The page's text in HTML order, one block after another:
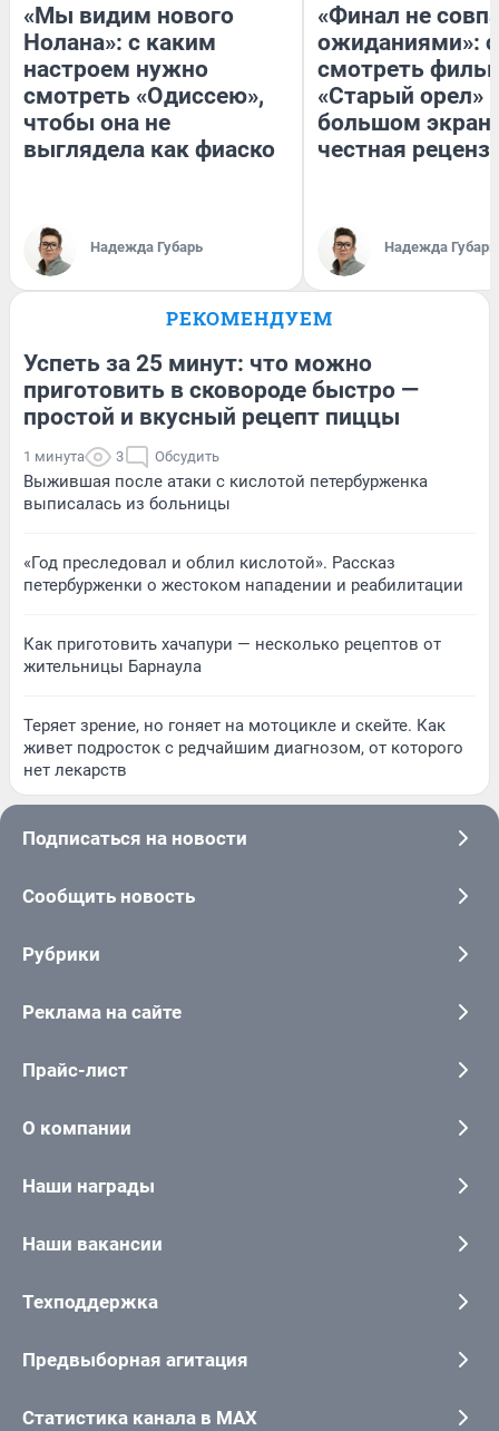
«Мы видим нового
Нолана»: с каким
настроем нужно
смотреть «Одиссею»,
чтобы она не
выглядела как фиаско
Надежда Губарь
«Финал не
ожиданиями»:
смотреть
«Старый орел»
большом
честная
Надежда Губарь
РЕКОМЕНДУЕМ
Успеть за 25 минут: что можно
приготовить в сковороде быстро —
простой и вкусный рецепт пиццы
1 минута 3 Обсудить
Выжившая после атаки с кислотой петербурженка
выписалась из больницы
«Год преследовал и облил кислотой». Рассказ
петербурженки о жестоком нападении и реабилитации
Как приготовить хачапури — несколько рецептов от
жительницы Барнаула
Теряет зрение, но гоняет на мотоцикле и скейте. Как
живет подросток с редчайшим диагнозом, от которого
нет лекарств
Подписаться на новости
Сообщить новость
Рубрики
Реклама на сайте
Прайс-лист
О компании
Наши награды
Наши вакансии
Техподдержка
Предвыборная агитация
Статистика канала в MAX